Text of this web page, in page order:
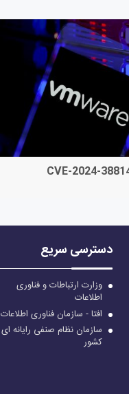
CVE-2024-
دسترسی سریع
وزارت ارتباطات و فناوری
اطلاعات
افتا - سازمان فناوری اطلاعات
سازمان نظام صنفی رایانه ای
کشور